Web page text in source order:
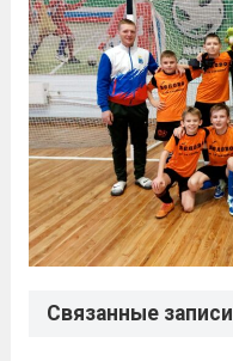
Связанные записи